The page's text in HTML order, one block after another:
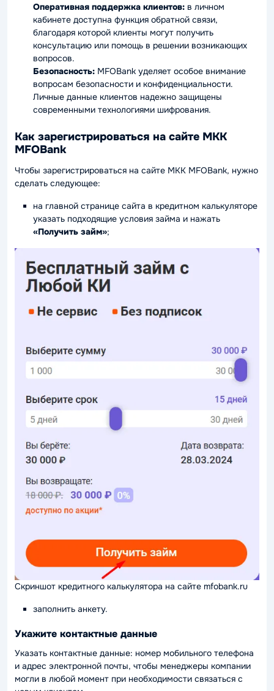
Оперативная поддержка клиентов: в личном
кабинете доступна функция обратной связи,
благодаря которой клиенты могут получить
консультацию или помощь в решении возникающих
вопросов.
Безопасность: MFOBank уделяет особое внимание
вопросам безопасности и конфиденциальности.
Личные данные клиентов надежно защищены
современными технологиями шифрования.
Как зарегистрироваться на сайте МКК
MFOBank
Чтобы зарегистрироваться на сайте МКК MFOBank, нужно
сделать следующее:
на главной странице сайта в кредитном калькуляторе
указать подходящие условия займа и нажать
«Получить займ»;
Скриншот кредитного калькулятора на сайте mfobank.ru
заполнить анкету.
Укажите контактные данные
Указать контактные данные: номер мобильного телефона
и адрес электронной почты, чтобы менеджеры компании
могли в любой момент при необходимости связаться с